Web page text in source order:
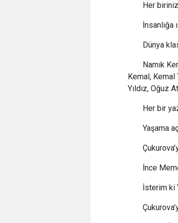
Her
İnsanlığa
Dünya
Namık
Kemal, Kemal
Yıldız, Oğuz
Her bir
Yaşama
İnce
İsterim ki